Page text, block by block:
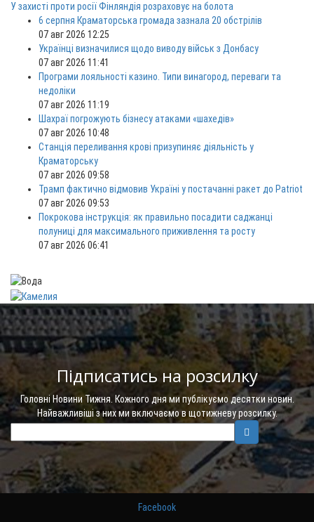
У захисті проти росії Фінляндія розраховує на болота
6 серпня Краматорська громада зазнала 20 обстрілів
07 авг 2026 12:25
Українці визначилися щодо виводу військ з Донбасу
07 авг 2026 11:41
Програми лояльності казино. Типи винагород, переваги та
недоліки
07 авг 2026 11:19
Шахраї погрожують бізнесу атаками «шахедів»
07 авг 2026 10:48
Станція переливання крові призупиняє діяльність у
Краматорську
07 авг 2026 09:58
Трамп фактично відмовив Україні у постачанні ракет до Patriot
07 авг 2026 09:53
Покрокова інструкція: як правильно посадити саджанці
полуниці для максимального приживлення та росту
07 авг 2026 06:41
Підписатись на розсилку
Головні Новини Тижня. Кожного дня ми публікуємо десятки новин.
Найважливіші з них ми включаємо в щотижневу розсилку.
Facebook